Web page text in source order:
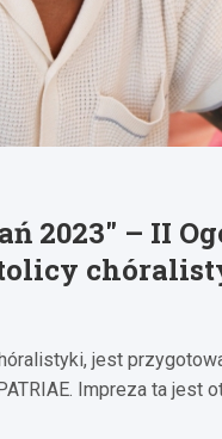
2023" – II
jest
Impreza ta